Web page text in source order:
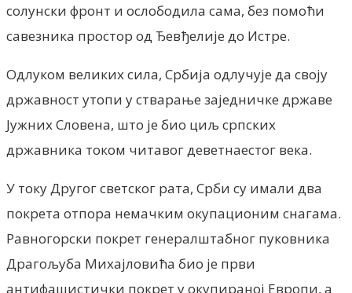
солунски фронт и ослободила сама, без помоћи
савезника простор од Ђевђелије до Истре.
Одлуком великих сила, Србија одлучује да своју
државност утопи у стварање заједничке државе
Јужних Словена, што је био циљ српских
државника током читавог деветнаестог века.
У току Другог светског рата, Срби су имали два
покрета отпора немачким окупационим снагама.
Равногорски покрет генералштабног пуковника
Драгољуба Михајловића био је први
антифашистички покрет у окупираној Европи, а